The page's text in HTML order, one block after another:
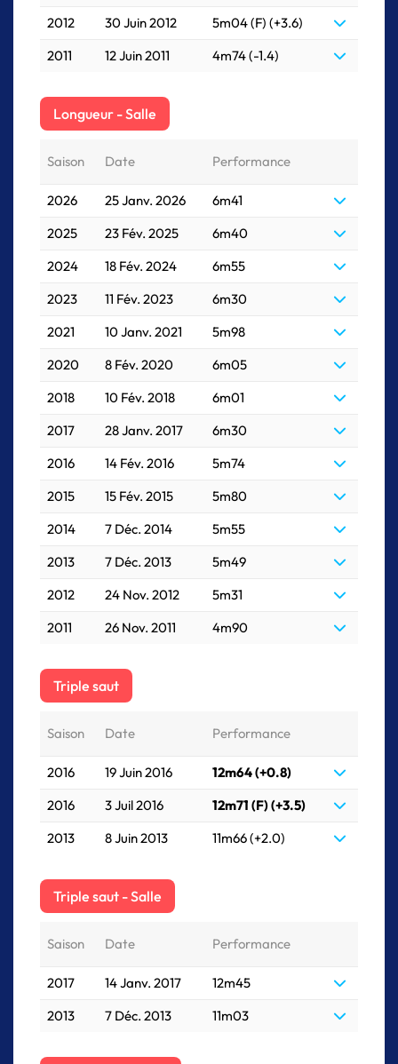
2012 30 Juin 2012
5m04 (F) (+3.6)
2011
12 Juin 2011 4m74 (-1.4)
Longueur - Salle
Saison Date Performance
2026 25 Janv. 2026
6m41
2025
23 Fév. 2025
6m40
2024
18 Fév. 2024
6m55
2023
11 Fév. 2023
6m30
2021
10 Janv. 2021
5m98
2020
8 Fév. 2020
6m05
2018
10 Fév. 2018
6m01
2017
28 Janv. 2017
6m30
2016
14 Fév. 2016
5m74
2015
15 Fév. 2015
5m80
2014
7 Déc. 2014
5m55
2013
7 Déc. 2013
5m49
2012
24 Nov. 2012
5m31
2011
26 Nov. 2011 4m90
Triple saut
Saison Date Performance
2016 19 Juin 2016
12m64 (+0.8)
2016
3 Juil 2016
12m71 (F) (+3.5)
2013
8 Juin 2013 11m66 (+2.0)
Triple saut - Salle
Saison Date Performance
2017 14 Janv. 2017
12m45
2013
7 Déc. 2013 11m03